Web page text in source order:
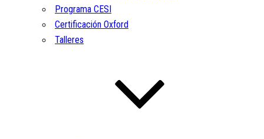
Programa CESI
Certificación Oxford
Talleres